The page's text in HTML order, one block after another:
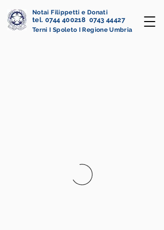
Notai Filippetti e Donati
tel. 0744 400218 0743 44427
Terni I Spoleto I Regione Umbria